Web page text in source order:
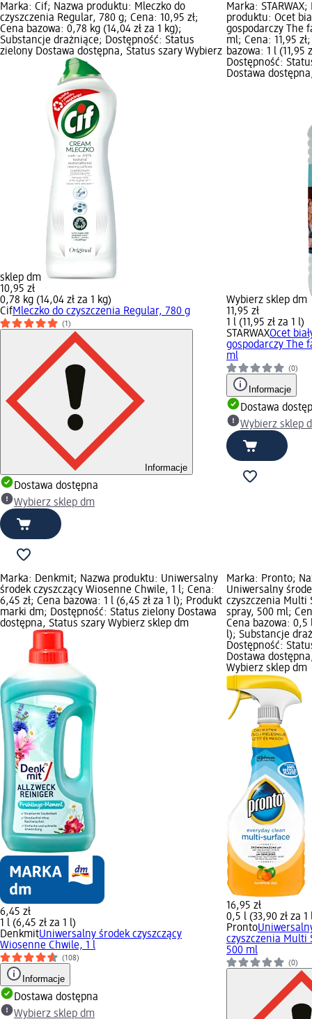
Marka: Cif; Nazwa produktu: Mleczko do
czyszczenia Regular, 780 g; Cena: 10,95 zł;
Cena bazowa: 0,78 kg (14,04 zł za 1 kg);
Substancje drażniące; Dostępność: Status
zielony Dostawa dostępna, Status szary Wybierz
sklep dm
10,95 zł
0,78 kg (14,04 zł za 1 kg)
CifMleczko do czyszczenia Regular, 780 g
(1)
Informacje
Dostawa dostępna
Wybierz sklep dm
Marka: STARWAX;
produktu: Ocet
gospodarczy The
ml; Cena: 11,95
bazowa: 1 l (11,95
Dostępność:
Dostawa
Wybierz sklep dm
11,95 zł
1 l (11,95 zł za 1 l)
STARWAXOcet
gospodarczy The
ml
(0)
Informacje
Dostawa
Wybierz sklep
Marka: Denkmit; Nazwa produktu: Uniwersalny
środek czyszczący Wiosenne Chwile, 1 l; Cena:
6,45 zł; Cena bazowa: 1 l (6,45 zł za 1 l); Produkt
marki dm; Dostępność: Status zielony Dostawa
dostępna, Status szary Wybierz sklep dm
6,45 zł
1 l (6,45 zł za 1 l)
DenkmitUniwersalny środek czyszczący
Wiosenne Chwile, 1 l
(108)
Informacje
Dostawa dostępna
Wybierz sklep dm
Marka: Pronto;
Uniwersalny
czyszczenia Multi
spray, 500 ml;
Cena bazowa: 0,5
l); Substancje
Dostępność:
Dostawa
Wybierz sklep dm
16,95 zł
0,5 l (33,90 zł za 1
Pronto
czyszczenia Multi
500 ml
(0)